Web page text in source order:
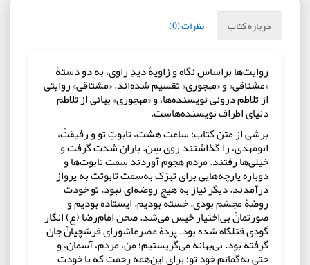
درباره کتاب نظرات (0)
روایت‌ها براساس نگاه و زاویۀ دیدِ راوی، به دو دستۀ
«مشتاقی» و «مهجوری» تقسیم شده‌اند. «مشتاقی» روایتی
از تلاطم درونی نویسنده‌ها، و «مهجوری» بیانی از تلاطم
دنیای اطراف نویسنده‌هاست.
برشی از متن کتاب: ساعت هشت، تابوتِ تو و رفیقتْ،
ابومهدی، را گذاشتند روی سِن. باران شدت گرفت و
خیلی‌ها رفتند. مردم هجوم آوردند سمت تابوت‌ها و
دوباره پارچه‌هایی برای تبرّک به‌سمت تابوتت به پرواز
درآمدند. دیگر نیاز به هیچ روضه‌ای نبود. تو خودت
روضۀ مجسّم بودی. خسته بودیم. ایستاده بودیم و
صورتمانْ بی‌اختیار خیس می‌شد. صحن امام‌رضا (ع) انگار
گودی قتلگاه شده بود. پردۀ عصرعاشورای فرشچیانْ جان
گرفته بود. بی‌بهانه می‌گریستیم؛ من، مردم، آسمان، و
حتی به‌گمانم خود تو؛ برای این‌همه رحمت که با خودت